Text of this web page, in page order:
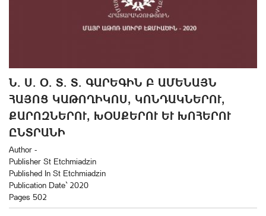
Ն. Ս. Օ. Տ. Տ. ԳԱՐԵԳԻՆ Բ ԱՄԵՆԱՅՆ
ՀԱՅՈՑ ԿԱԹՈՂԻԿՈՍ, ԿՈՆԴԱԿՆԵՐՈՒ,
ՔԱՐՈԶՆԵՐՈՒ, ԽՕՍՔԵՐՈՒ ԵՒ ԽՈՀԵՐՈՒ
ԸՆՏՐԱՆԻ
Author -
Publisher St Etchmiadzin
Published In St Etchmiadzin
Publication Date` 2020
Pages 502